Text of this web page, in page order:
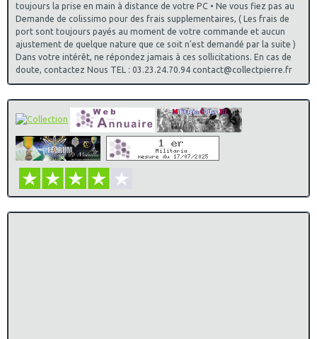
toujours la prise en main à distance de votre PC • Ne vous fiez pas au
Demande de colissimo pour des frais supplementaires, ( Les frais de
port sont toujours payés au moment de votre commande et aucun
ajustement de quelque nature que ce soit n'est demandé par la suite )
Dans votre intérêt, ne répondez jamais à ces sollicitations. En cas de
doute, contactez Nous TEL : 03.23.24.70.94 contact@collectpierre.fr